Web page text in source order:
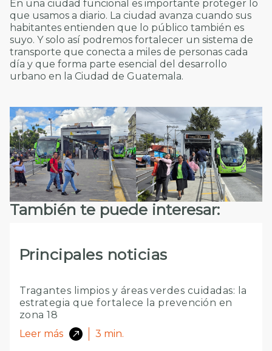
En una ciudad funcional es importante proteger lo
que usamos a diario. La ciudad avanza cuando sus
habitantes entienden que lo público también es
suyo. Y solo así podremos fortalecer un sistema de
transporte que conecta a miles de personas cada
día y que forma parte esencial del desarrollo
urbano en la Ciudad de Guatemala.
También te puede interesar:
Principales noticias
Tragantes limpios y áreas verdes cuidadas: la
estrategia que fortalece la prevención en
zona 18
Leer más
3 min.